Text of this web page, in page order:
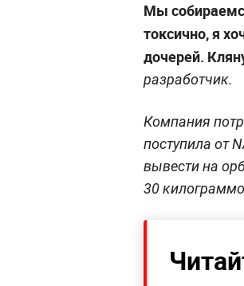
Мы
токсично, я
дочерей.
разработчик.
Компания
поступила от
вывести на
30